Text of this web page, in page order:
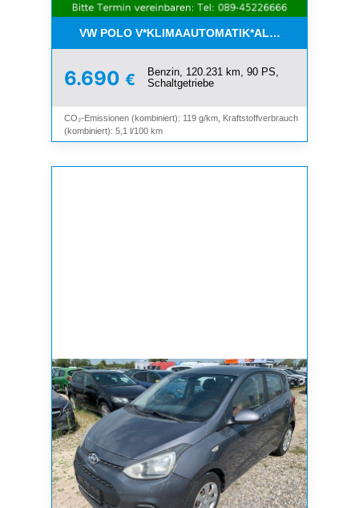
VW POLO
6.690 €
Benzin, 120.231 km, 90 PS,
Schaltgetriebe
CO₂-Emissionen (kombiniert): 119 g/km, Kraftstoffverbrauch
(kombiniert): 5,1 l/100 km